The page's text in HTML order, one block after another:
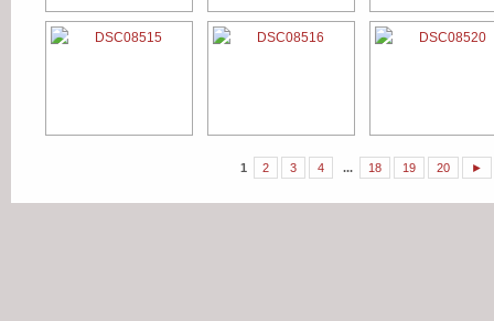
1 2 3 4 ... 18 19 20 ►